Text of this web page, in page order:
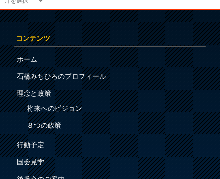
コンテンツ
ホーム
石橋みちひろのプロフィール
理念と政策
将来へのビジョン
８つの政策
行動予定
国会見学